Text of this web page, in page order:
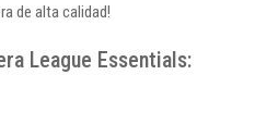
de alta calidad!
League Essentials: